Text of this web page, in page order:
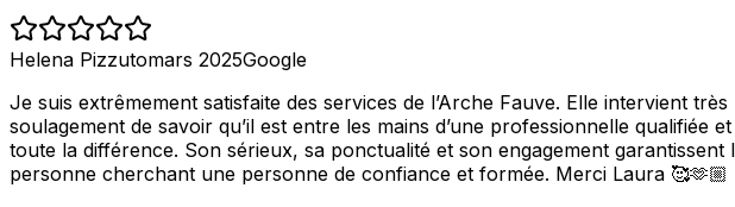
Helena Pizzutomars 2025Google
Je suis extrêmement satisfaite des services de l’Arche Fauve. Elle intervient
soulagement de savoir qu’il est entre les mains d’une professionnelle
toute la différence. Son sérieux, sa ponctualité et son engagement
personne cherchant une personne de confiance et formée. Merci Laura 🥰🫶🏼